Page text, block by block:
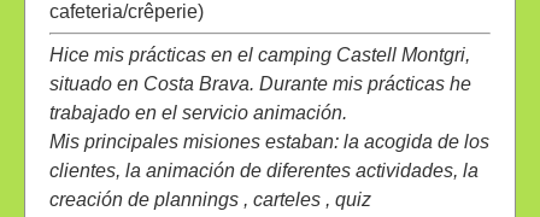
cafeteria/crêperie)
Hice mis prácticas en el camping Castell Montgri,
situado en Costa Brava. Durante mis prácticas he
trabajado en el servicio animación.
Mis principales misiones estaban: la acogida de los
clientes, la animación de diferentes actividades, la
creación de plannings , carteles , quiz